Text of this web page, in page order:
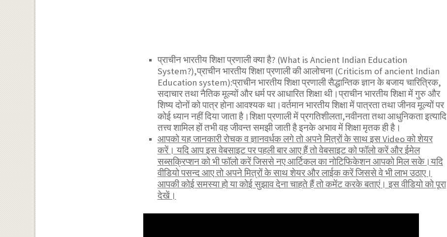
प्राचीन भारतीय शिक्षा प्रणाली क्या है? (What is Ancient Indian Education
System?),प्राचीन भारतीय शिक्षा प्रणाली की आलोचना (Criticism of ancient Indian
Education system):प्राचीन भारतीय शिक्षा प्रणाली सैद्धान्तिक ज्ञान के बजाय चारित्रिक,
सदाचार तथा नैतिक मूल्यों और धर्म पर आधारित शिक्षा थी।प्राचीन भारतीय शिक्षा में गुरु और
शिष्य दोनों को पात्र होना आवश्यक था।वर्तमान भारतीय शिक्षा में पात्रता तथा जीनव मूल्यों पर
कोई ध्यान नहीं दिया जाता है।शिक्षा प्रणाली में प्रगतिशीलता,नवीनता तथा आधुनिकता इत्यादि
तत्त्व शामिल हों तभी वह जीवन्त समझी जाती है इनके अभाव में शिक्षा मृतक ही है।
आपको यह जानकारी रोचक व ज्ञानवर्धक लगे तो अपने मित्रों के साथ इस Video को शेयर
करें। यदि आप इस वेबसाइट पर पहली बार आए हैं तो वेबसाइट को फॉलो करें और ईमेल
सब्सक्रिप्शन को भी फॉलो करें जिससे नए आर्टिकल का नोटिफिकेशन आपको मिल सके।यदि
वीडियो पसन्द आए तो अपने मित्रों के साथ शेयर और लाईक करें जिससे वे भी लाभ उठाए।
आपकी कोई समस्या हो या कोई सुझाव देना चाहते हैं तो कमेंट करके बताएं। इस वीडियो को पूरा
देखें।